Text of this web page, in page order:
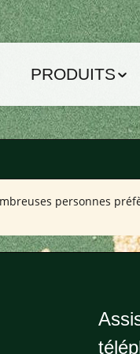
PRODUITS
personnes